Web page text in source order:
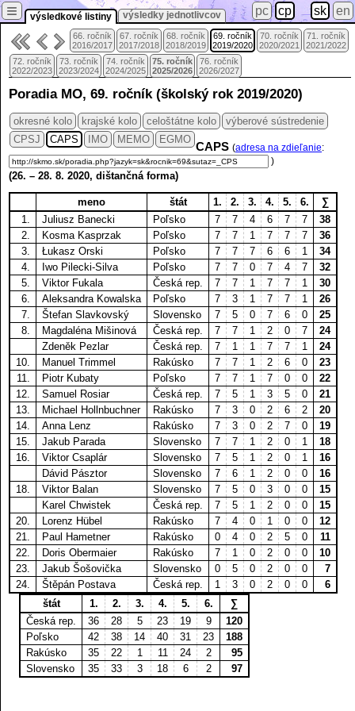
výsledkové listiny výsledky jednotlivcov
≡ pc cp sk en
66. ročník
2016/2017
67. ročník
2017/2018
68. ročník
2018/2019
69. ročník
2019/2020
70. ročník
2020/2021
71. ročník
2021/2022
72. ročník
2022/2023
73. ročník
2023/2024
74. ročník
2024/2025
75. ročník
2025/2026
76. ročník
2026/2027
Poradia MO, 69. ročník (školský rok 2019/2020)
okresné kolo krajské kolo celoštátne kolo
výberové sústredenie
CPSJ
CAPS IMO MEMO EGMO
CAPS (adresa na zdieľanie:
)
(26. – 28. 8. 2020, dištančná forma)
meno štát 1. 2. 3. 4. 5. 6.
∑
1.
Juliusz Banecki Poľsko 7 7 4 6 7 7
38
2.
Kosma Kasprzak Poľsko 7 7 1 7 7 7
36
3.
Łukasz Orski Poľsko 7 7 7 6 6 1
34
4.
Iwo Pilecki-Silva Poľsko 7 7 0 7 4 7
32
5.
Viktor Fukala Česká rep. 7 7 1 7 7 1
30
6.
Aleksandra Kowalska Poľsko 7 3 1 7 7 1
26
7.
Štefan Slavkovský Slovensko 7 5 0 7 6 0
25
8.
Magdaléna Mišinová Česká rep. 7 7 1 2 0 7
24
Zdeněk Pezlar
Česká rep. 7 1 1 7 7 1
24
10.
Manuel Trimmel Rakúsko 7 7 1 2 6 0
23
11.
Piotr Kubaty Poľsko 7 7 1 7 0 0
22
12.
Samuel Rosiar Česká rep. 7 5 1 3 5 0
21
13.
Michael Hollnbuchner Rakúsko 7 3 0 2 6 2
20
14.
Anna Lenz Rakúsko 7 3 0 2 7 0
19
15.
Jakub Parada Slovensko 7 7 1 2 0 1
18
16.
Viktor Csaplár Slovensko 7 5 1 2 0 1
16
Dávid Pásztor
Slovensko 7 6 1 2 0 0
16
18.
Viktor Balan Slovensko 7 5 0 3 0 0
15
Karel Chwistek
Česká rep. 7 5 1 2 0 0
15
20.
Lorenz Hübel Rakúsko 7 4 0 1 0 0
12
21.
Paul Hametner Rakúsko 0 4 0 2 5 0
11
22.
Doris Obermaier Rakúsko 7 1 0 2 0 0
10
23.
Jakub Šošovička Slovensko 0 5 0 2 0 0
7
24.
Štěpán Postava Česká rep. 1 3 0 2 0 0
6
štát
1. 2. 3. 4. 5. 6.
∑
Česká rep.
36 28 5 23 19 9
120
Poľsko
42 38 14 40 31 23
188
Rakúsko
35 22 1 11 24 2
95
Slovensko
35 33 3 18 6 2 97